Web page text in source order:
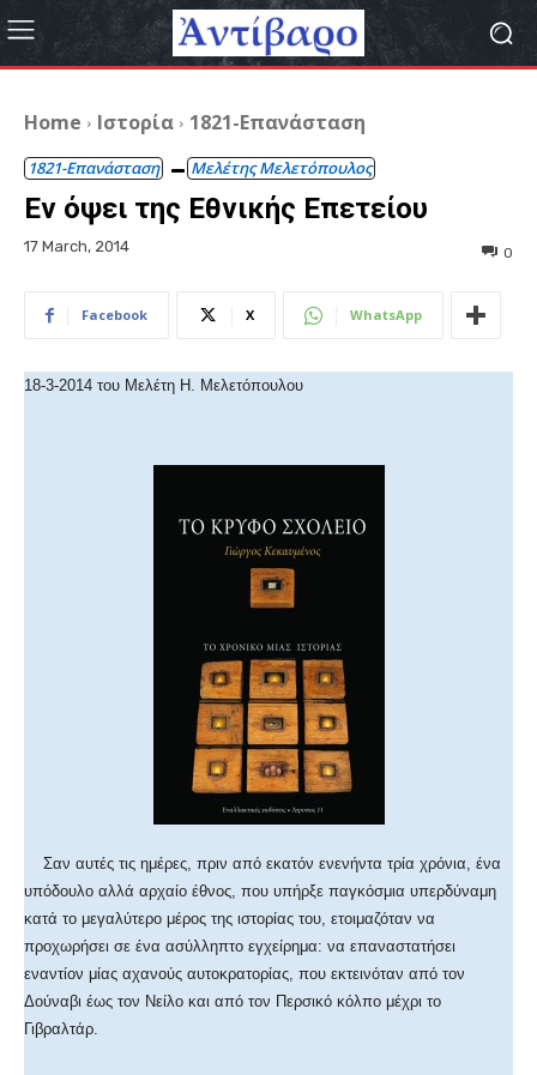
Home Ιστορία 1821-Επανάσταση
1821-Επανάσταση Μελέτης Μελετόπουλος
Εν όψει της Εθνικής Επετείου
17 March, 2014 0
Facebook X WhatsApp
18-3-2014 του Μελέτη Η. Μελετόπουλου
Σαν αυτές τις ημέρες, πριν από εκατόν ενενήντα τρία χρόνια, ένα
υπόδουλο αλλά αρχαίο έθνος, που υπήρξε παγκόσμια υπερδύναμη
κατά το μεγαλύτερο μέρος της ιστορίας του, ετοιμαζόταν να
προχωρήσει σε ένα ασύλληπτο εγχείρημα: να επαναστατήσει
εναντίον μίας αχανούς αυτοκρατορίας, που εκτεινόταν από τον
Δούναβι έως τον Νείλο και από τον Περσικό κόλπο μέχρι το
Γιβραλτάρ.